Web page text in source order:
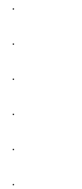
.
.
.
.
.
.